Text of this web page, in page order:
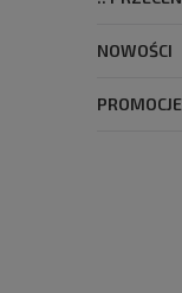
NOWOŚCI
PROMOCJE